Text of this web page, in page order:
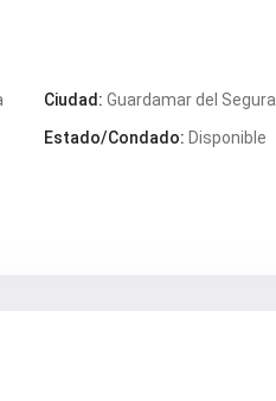
Ciudad: Guardamar del Segura
Estado/Condado: Disponible